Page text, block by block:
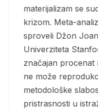
materijalizam se
krizom. Meta-
sproveli Džon
Univerziteta
značajan procenat
ne može
metodološke
pristrasnosti u